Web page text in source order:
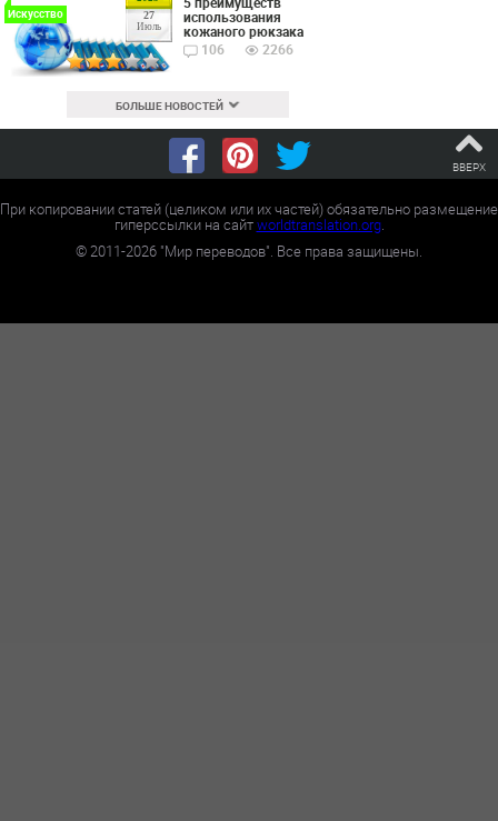
27
Июль
Искусство
использования
кожаного рюкзака
106
2266
БОЛЬШЕ НОВОСТЕЙ
ВВЕРХ
При копировании статей (целиком или их частей) обязательно размещение
гиперссылки на сайтworldtranslation.org.
©2011-2026 "Мир переводов". Все права защищены.